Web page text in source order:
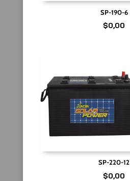
SP-190-6
$0,00
SP-220-12
$0,00